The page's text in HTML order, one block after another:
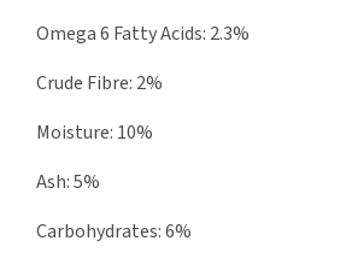
Omega 6 Fatty Acids: 2.3%
Crude Fibre: 2%
Moisture: 10%
Ash: 5%
Carbohydrates: 6%